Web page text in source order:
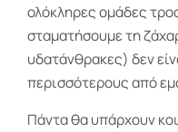
ολόκληρες ομάδες
σταματήσουμε τη
υδατάνθρακες) δεν
περισσότερους από
Πάντα θα υπάρχουν